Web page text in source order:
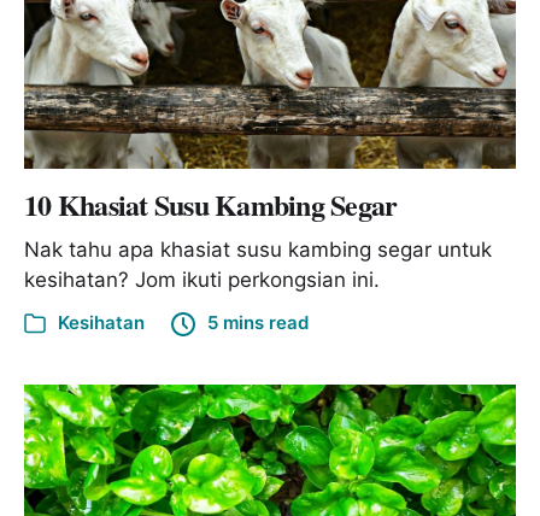
10 Khasiat Susu Kambing Segar
Nak tahu apa khasiat susu kambing segar untuk
kesihatan? Jom ikuti perkongsian ini.
Kesihatan 5 mins read